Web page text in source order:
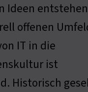
Ideen
offenen
IT in die
ist
Historisch